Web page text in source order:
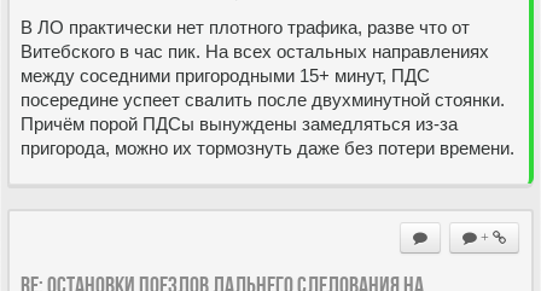
В ЛО практически нет плотного трафика, разве что от
Витебского в час пик. На всех остальных направлениях
между соседними пригородными 15+ минут, ПДС
посередине успеет свалить после двухминутной стоянки.
Причём порой ПДСы вынуждены замедляться из-за
пригорода, можно их тормознуть даже без потери времени.
+
Re: Остановки поездов дальнего следования на